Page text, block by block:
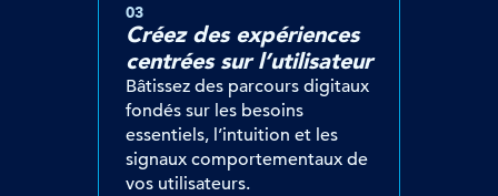
03
Créez des expériences
centrées sur l’utilisateur
Bâtissez des parcours digitaux
fondés sur les besoins
essentiels, l’intuition et les
signaux comportementaux de
vos utilisateurs.